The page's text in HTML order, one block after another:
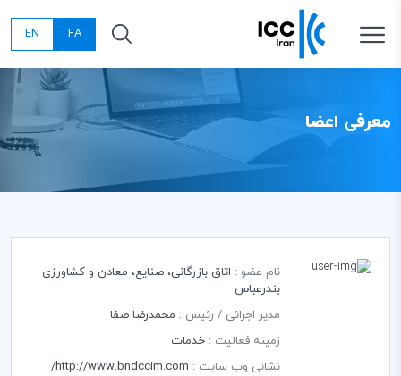
FA
EN
معرفی اعضا
نام عضو : اتاق بازرگانی، صنایع، معادن و کشاورزی
بندرعباس
مدیر اجرائی / رئیس : محمدرضا صفا
زمینه فعالیت : خدمات
نشانی وب سایت : http://www.bndccim.com/